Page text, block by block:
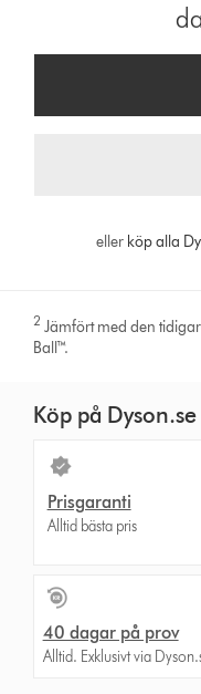
eller köp alla
2 Jämfört med den
Ball™.
Köp på Dyson.se
Prisgaranti
Alltid bästa pris
40 dagar på prov
Alltid. Exklusivt via